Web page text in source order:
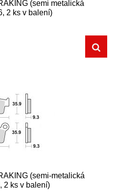
(semi metalická
2 ks v balení)
(semi-metalická
2 ks v balení)